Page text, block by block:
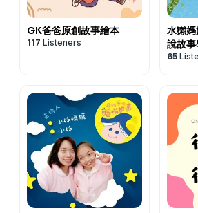
GK爸爸原創故事繪本
117 Listeners
水獺
說故事
65